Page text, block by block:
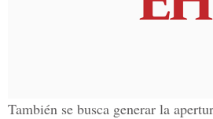
También se busca generar la